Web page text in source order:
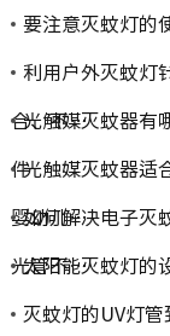
要注意灭蚊灯的
利用户外灭蚊灯
合、不…
光触媒灭蚊器有
件光触媒灭蚊器适
婴幼儿…
如何解决电子灭
光管不…
太阳能灭蚊灯的
灭蚊灯的UV灯管